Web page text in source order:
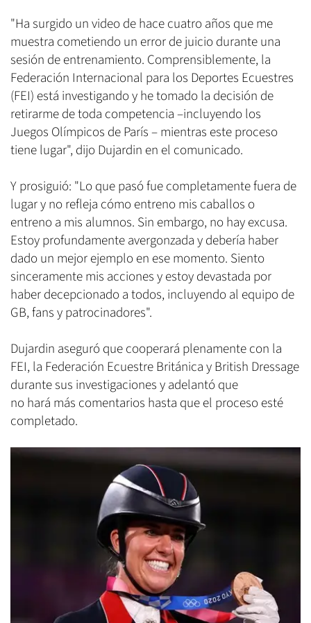
"Ha surgido un video de hace cuatro años que me
muestra cometiendo un error de juicio durante una
sesión de entrenamiento. Comprensiblemente, la
Federación Internacional para los Deportes Ecuestres
(FEI) está investigando y he tomado la decisión de
retirarme de toda competencia –incluyendo los
Juegos Olímpicos de París – mientras este proceso
tiene lugar", dijo Dujardin en el comunicado.
Y prosiguió: "Lo que pasó fue completamente fuera de
lugar y no refleja cómo entreno mis caballos o
entreno a mis alumnos. Sin embargo, no hay excusa.
Estoy profundamente avergonzada y debería haber
dado un mejor ejemplo en ese momento. Siento
sinceramente mis acciones y estoy devastada por
haber decepcionado a todos, incluyendo al equipo de
GB, fans y patrocinadores".
Dujardin aseguró que cooperará plenamente con la
FEI, la Federación Ecuestre Británica y British Dressage
durante sus investigaciones y adelantó que
no hará más comentarios hasta que el proceso esté
completado.